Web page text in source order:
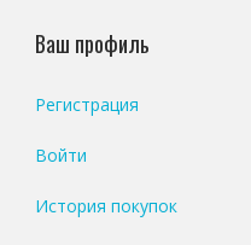
Ваш профиль
Регистрация
Войти
История покупок